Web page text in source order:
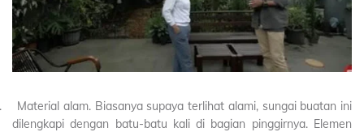
Material alam. Biasanya supaya terlihat alami, sungai buatan ini
dilengkapi dengan batu-batu kali di bagian pinggirnya. Elemen